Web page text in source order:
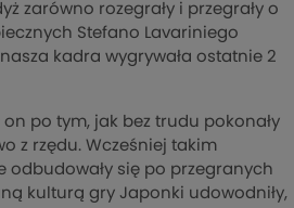
zarówno rozegrały i przegrały o
Stefano Lavariniego
kadra wygrywała ostatnie 2
po tym, jak bez trudu pokonały
z rzędu. Wcześniej takim
odbudowały się po przegranych
kulturą gry Japonki udowodniły,